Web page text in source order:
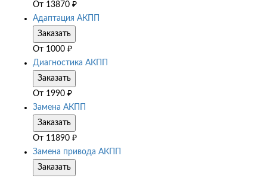
От 13870 ₽
Адаптация АКПП
Заказать
От 1000 ₽
Диагностика АКПП
Заказать
От 1990 ₽
Замена АКПП
Заказать
От 11890 ₽
Замена привода АКПП
Заказать